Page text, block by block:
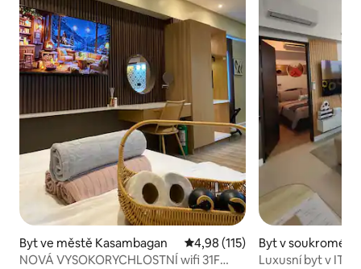
Byt ve městě Kasambagan Průměrné hodnocení 4,98 z 5,
4,98 (115)
NOVÁ VYSOKORYCHLOSTNÍ wifi 31F
Byt v soukromém
ve městě
Luxusní byt v IT